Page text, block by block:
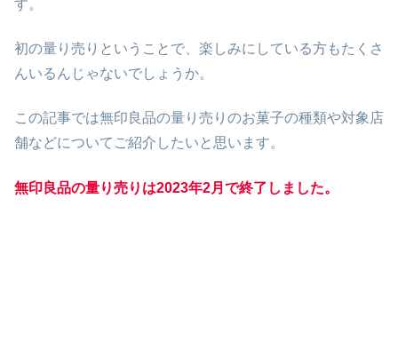
す。
初の量り売りということで、楽しみにしている方もたくさ
んいるんじゃないでしょうか。
この記事では無印良品の量り売りのお菓子の種類や対象店
舗などについてご紹介したいと思います。
無印良品の量り売りは2023年2月で終了しました。